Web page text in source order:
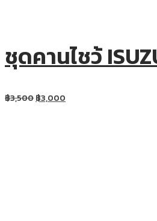
ชุดคานไชว้
฿3,500฿3,000